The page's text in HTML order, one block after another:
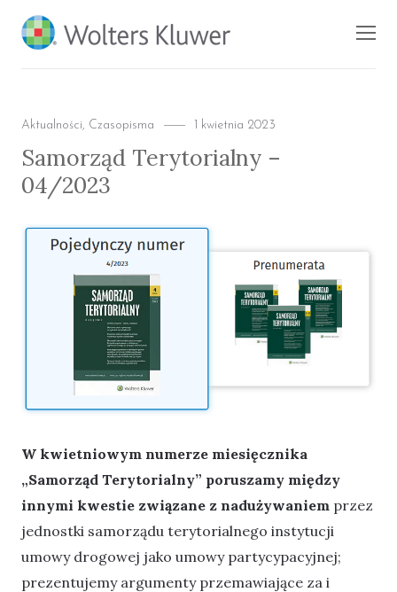
BLOG KSIĘGARNI
PROFINFO.PL
Categories
Aktualności, Czasopisma
Posted
1 kwietnia 2023
Samorząd Terytorialny –
04/2023
W kwietniowym numerze miesięcznika
„Samorząd Terytorialny” poruszamy między
innymi kwestie związane z nadużywaniem przez
jednostki samorządu terytorialnego instytucji
umowy drogowej jako umowy partycypacyjnej;
prezentujemy argumenty przemawiające za i